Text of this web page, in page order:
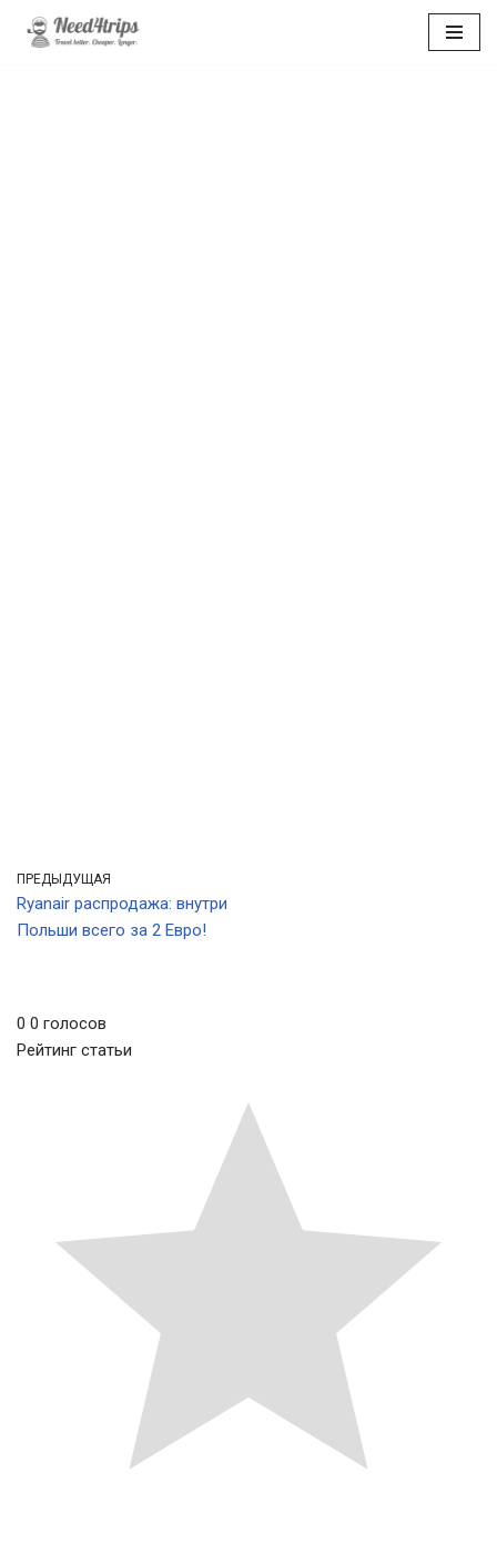
ПРЕДЫДУЩАЯ
Ryanair распродажа: внутри
Польши всего за 2 Евро!
0 0 голосов
Рейтинг статьи